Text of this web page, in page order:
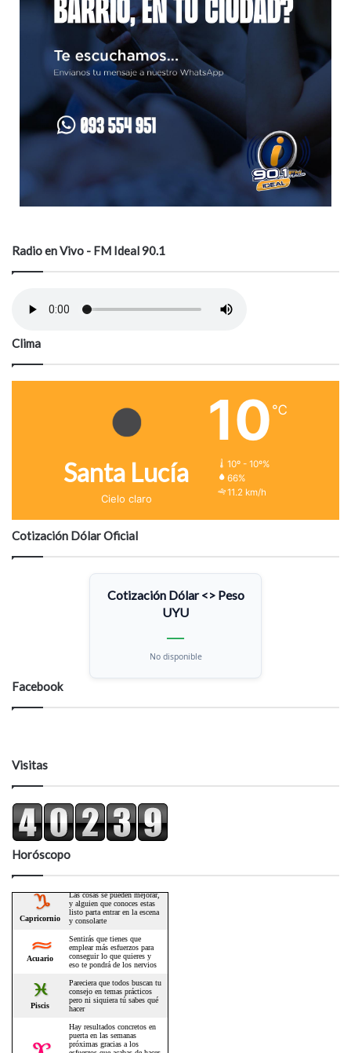
Radio en Vivo - FM Ideal 90.1
Clima
Santa Lucía
Cielo claro
10 ℃
10º - 10º%
66%
11.2 km/h
Cotización Dólar Oficial
Cotización Dólar <> Peso
UYU
—
No disponible
Facebook
Visitas
Horóscopo